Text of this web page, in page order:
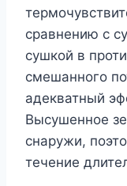
сравнению с
сушкой в
смешанного
адекватный
Высушенное
снаружи,
течение